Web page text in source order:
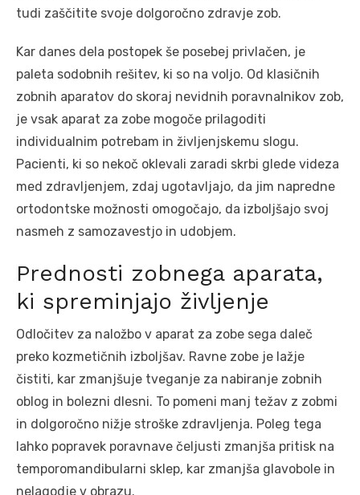
tudi zaščitite svoje dolgoročno zdravje zob.
Kar danes dela postopek še posebej privlačen, je
paleta sodobnih rešitev, ki so na voljo. Od klasičnih
zobnih aparatov do skoraj nevidnih poravnalnikov zob,
je vsak aparat za zobe mogoče prilagoditi
individualnim potrebam in življenjskemu slogu.
Pacienti, ki so nekoč oklevali zaradi skrbi glede videza
med zdravljenjem, zdaj ugotavljajo, da jim napredne
ortodontske možnosti omogočajo, da izboljšajo svoj
nasmeh z samozavestjo in udobjem.
Prednosti zobnega aparata,
ki spreminjajo življenje
Odločitev za naložbo v aparat za zobe sega daleč
preko kozmetičnih izboljšav. Ravne zobe je lažje
čistiti, kar zmanjšuje tveganje za nabiranje zobnih
oblog in bolezni dlesni. To pomeni manj težav z zobmi
in dolgoročno nižje stroške zdravljenja. Poleg tega
lahko popravek poravnave čeljusti zmanjša pritisk na
temporomandibularni sklep, kar zmanjša glavobole in
nelagodje v obrazu.